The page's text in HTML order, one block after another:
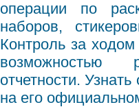
операции по
наборов,
Контроль за ходом
возможностью
отчетности.
на его